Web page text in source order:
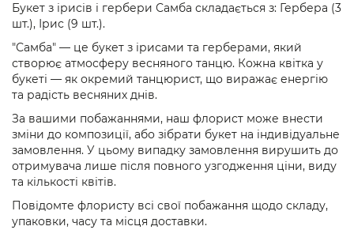
Букет з ірисів і гербери Самба складається з: Гербера (3
шт.), Ірис (9 шт.).
"Самба" — це букет з ірисами та герберами, який
створює атмосферу весняного танцю. Кожна квітка у
букеті — як окремий танцюрист, що виражає енергію
та радість весняних днів.
За вашими побажаннями, наш флорист може внести
зміни до композиції, або зібрати букет на індивідуальне
замовлення. У цьому випадку замовлення вирушить до
отримувача лише після повного узгодження ціни, виду
та кількості квітів.
Повідомте флористу всі свої побажання щодо складу,
упаковки, часу та місця доставки.